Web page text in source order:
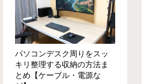
パソコンデスク周りをスッ
キリ整理する収納の方法ま
とめ【ケーブル・電源な